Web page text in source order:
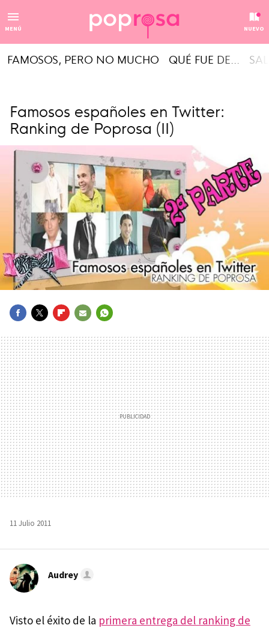
MENÚ NUEVO
FAMOSOS, PERO NO MUCHO QUÉ FUE DE...
Famosos españoles en Twitter:
Ranking de Poprosa (II)
MAIL
11 Julio 2011
Audrey
Visto el éxito de la primera entrega del ranking de